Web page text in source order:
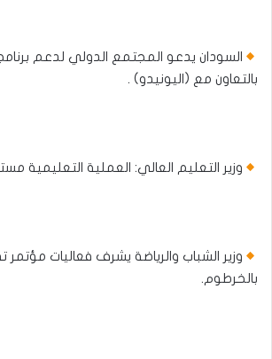
السودان يدعو المجتمع الدولي لدعم
بالتعاون مع (اليونيدو) .
وزير التعليم العالي: العملية التعليمية
وزير الشباب والرياضة يشرف فعاليات مؤتمر
بالخرطوم.